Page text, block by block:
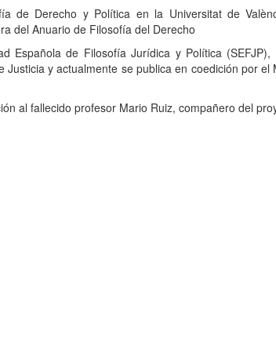
de Derecho y Política en la Universitat de
del Anuario de Filosofía del Derecho
Española de Filosofía Jurídica y Política
y actualmente se publica en coedición por el
al fallecido profesor Mario Ruiz, compañero del